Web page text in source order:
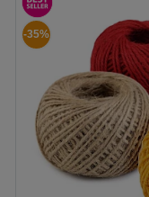
-35%